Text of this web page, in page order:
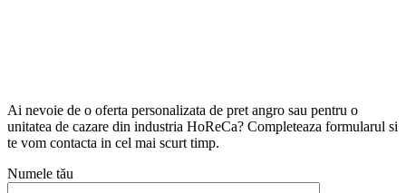
Ai nevoie de o oferta personalizata de pret angro sau pentru o
unitatea de cazare din industria HoReCa? Completeaza formularul si
te vom contacta in cel mai scurt timp.
Numele tău